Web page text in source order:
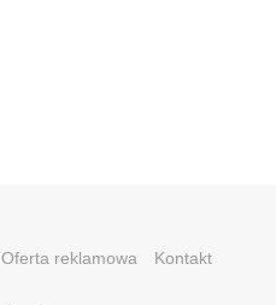
Oferta reklamowa Kontakt